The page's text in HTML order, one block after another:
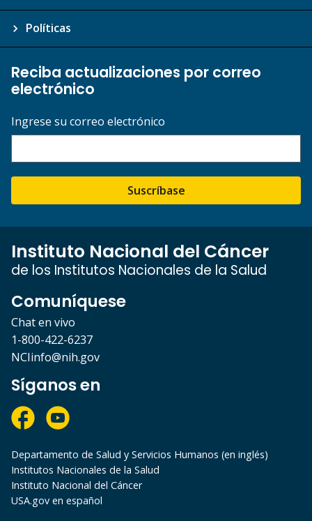
Políticas
Reciba actualizaciones por correo
electrónico
Ingrese su correo electrónico
Suscríbase
Instituto Nacional del Cáncer
de los Institutos Nacionales de la Salud
Comuníquese
Chat en vivo
1-800-422-6237
NCIinfo@nih.gov
Síganos en
Departamento de Salud y Servicios Humanos (en inglés)
Institutos Nacionales de la Salud
Instituto Nacional del Cáncer
USA.gov en español